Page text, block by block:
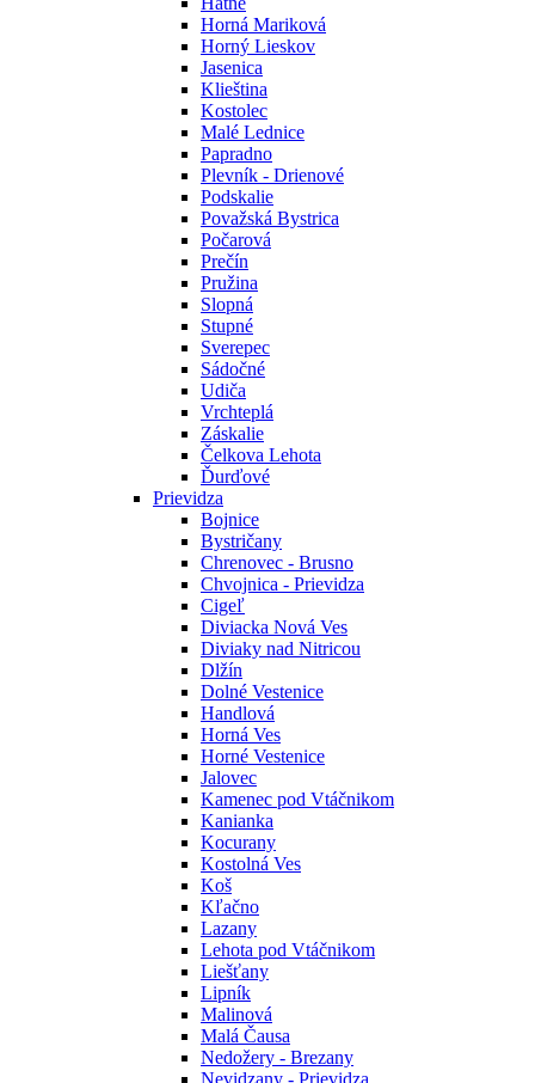
Horná Mariková
Horný Lieskov
Jasenica
Klieština
Kostolec
Malé Lednice
Papradno
Plevník - Drienové
Podskalie
Považská Bystrica
Počarová
Prečín
Pružina
Slopná
Stupné
Sverepec
Sádočné
Udiča
Vrchteplá
Záskalie
Čelkova Lehota
Ďurďové
Prievidza
Bojnice
Bystričany
Chrenovec - Brusno
Chvojnica - Prievidza
Cigeľ
Diviacka Nová Ves
Diviaky nad Nitricou
Dlžín
Dolné Vestenice
Handlová
Horná Ves
Horné Vestenice
Jalovec
Kamenec pod Vtáčnikom
Kanianka
Kocurany
Kostolná Ves
Koš
Kľačno
Lazany
Lehota pod Vtáčnikom
Liešťany
Lipník
Malinová
Malá Čausa
Nedožery - Brezany